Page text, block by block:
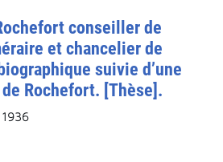
conseiller de
et chancelier de
suivie d’une
Rochefort. [Thèse].